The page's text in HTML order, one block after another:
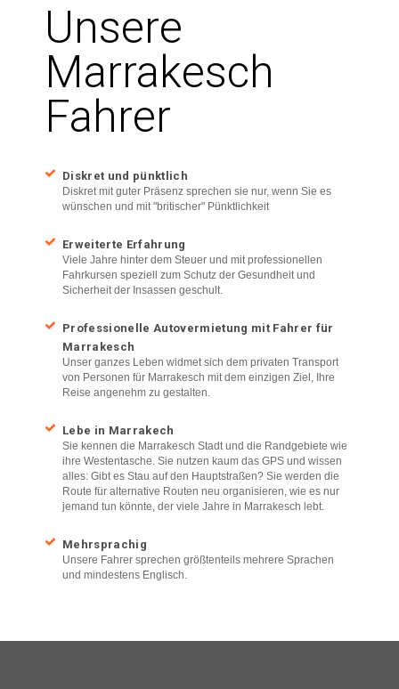
Unsere
Marrakesch
Fahrer
Diskret und pünktlich
Diskret mit guter Präsenz sprechen sie nur, wenn Sie es
wünschen und mit "britischer" Pünktlichkeit
Erweiterte Erfahrung
Viele Jahre hinter dem Steuer und mit professionellen
Fahrkursen speziell zum Schutz der Gesundheit und
Sicherheit der Insassen geschult.
Professionelle Autovermietung mit Fahrer für
Marrakesch
Unser ganzes Leben widmet sich dem privaten Transport
von Personen für Marrakesch mit dem einzigen Ziel, Ihre
Reise angenehm zu gestalten.
Lebe in Marrakech
Sie kennen die Marrakesch Stadt und die Randgebiete wie
ihre Westentasche. Sie nutzen kaum das GPS und wissen
alles: Gibt es Stau auf den Hauptstraßen? Sie werden die
Route für alternative Routen neu organisieren, wie es nur
jemand tun könnte, der viele Jahre in Marrakesch lebt.
Mehrsprachig
Unsere Fahrer sprechen größtenteils mehrere Sprachen
und mindestens Englisch.